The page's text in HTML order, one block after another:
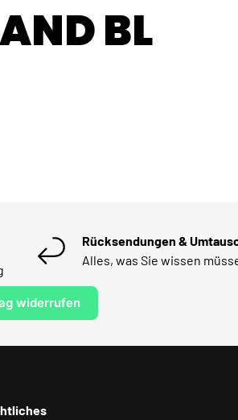
BL
Rücksendungen &
Alles, was Sie wissen
widerrufen